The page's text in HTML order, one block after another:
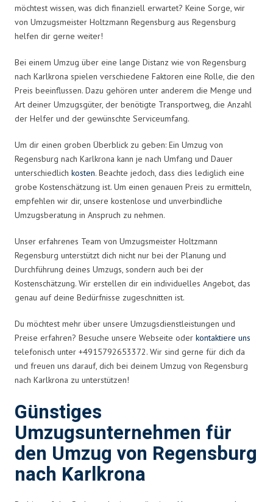
möchtest wissen, was dich finanziell erwartet? Keine Sorge, wir
von Umzugsmeister Holtzmann Regensburg aus Regensburg
helfen dir gerne weiter!
Bei einem Umzug über eine lange Distanz wie von Regensburg
nach Karlkrona spielen verschiedene Faktoren eine Rolle, die den
Preis beeinflussen. Dazu gehören unter anderem die Menge und
Art deiner Umzugsgüter, der benötigte Transportweg, die Anzahl
der Helfer und der gewünschte Serviceumfang.
Um dir einen groben Überblick zu geben: Ein Umzug von
Regensburg nach Karlkrona kann je nach Umfang und Dauer
unterschiedlich kosten. Beachte jedoch, dass dies lediglich eine
grobe Kostenschätzung ist. Um einen genauen Preis zu ermitteln,
empfehlen wir dir, unsere kostenlose und unverbindliche
Umzugsberatung in Anspruch zu nehmen.
Unser erfahrenes Team von Umzugsmeister Holtzmann
Regensburg unterstützt dich nicht nur bei der Planung und
Durchführung deines Umzugs, sondern auch bei der
Kostenschätzung. Wir erstellen dir ein individuelles Angebot, das
genau auf deine Bedürfnisse zugeschnitten ist.
Du möchtest mehr über unsere Umzugsdienstleistungen und
Preise erfahren? Besuche unsere Webseite oder kontaktiere uns
telefonisch unter +4915792653372. Wir sind gerne für dich da
und freuen uns darauf, dich bei deinem Umzug von Regensburg
nach Karlkrona zu unterstützen!
Günstiges
Umzugsunternehmen für
den Umzug von Regensburg
nach Karlkrona